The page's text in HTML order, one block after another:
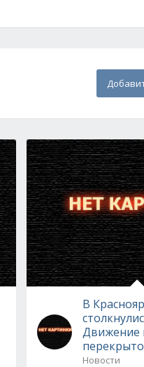
В
Движение
перекрыто
Новости